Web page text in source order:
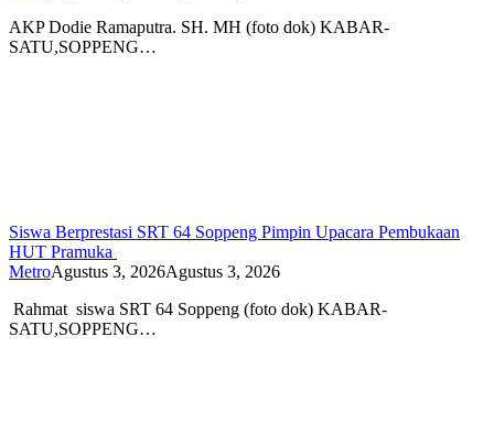
AKP Dodie Ramaputra. SH. MH (foto dok) KABAR-
SATU,SOPPENG…
Siswa Berprestasi SRT 64 Soppeng Pimpin Upacara Pembukaan
HUT Pramuka
MetroAgustus 3, 2026Agustus 3, 2026
Rahmat siswa SRT 64 Soppeng (foto dok) KABAR-
SATU,SOPPENG…